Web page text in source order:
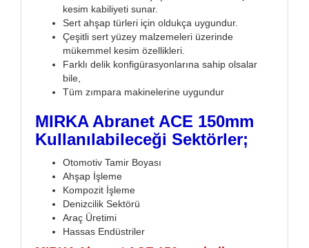
kesim kabiliyeti sunar.
Sert ahşap türleri için oldukça uygundur.
Çeşitli sert yüzey malzemeleri üzerinde
mükemmel kesim özellikleri.
Farklı delik konfigürasyonlarına sahip olsalar
bile,
Tüm zımpara makinelerine uygundur
MIRKA Abranet ACE 150mm
Kullanılabileceği Sektörler;
Otomotiv Tamir Boyası
Ahşap İşleme
Kompozit İşleme
Denizcilik Sektörü
Araç Üretimi
Hassas Endüstriler